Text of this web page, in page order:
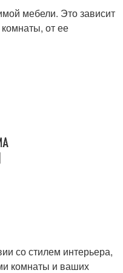
мебели. Это зависит
от ее
со стилем интерьера,
комнаты и ваших